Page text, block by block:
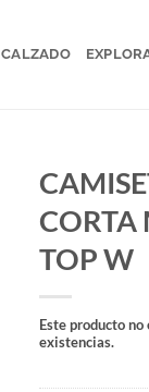
CALZADO
CORTA
TOP W
Este producto
existencias.